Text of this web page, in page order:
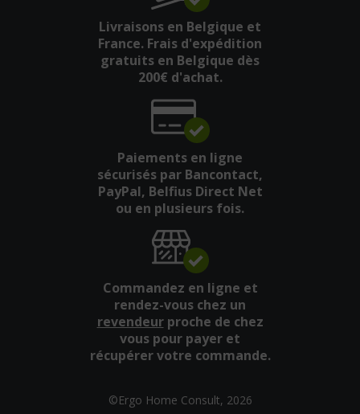
Livraisons en Belgique et
France. Frais d'expédition
gratuits en Belgique dès
200€ d'achat.
Paiements en ligne
sécurisés par Bancontact,
PayPal, Belfius Direct Net
ou en plusieurs fois.
Commandez en ligne et
rendez-vous chez un
revendeurproche de chez
vous pour payer et
récupérer votre commande.
©Ergo Home Consult, 2026